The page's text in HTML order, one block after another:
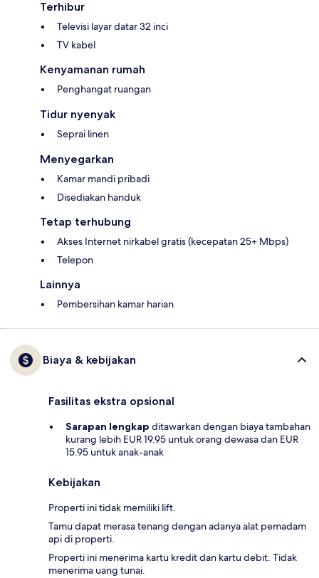
Terhibur
Televisi layar datar 32 inci
TV kabel
Kenyamanan rumah
Penghangat ruangan
Tidur nyenyak
Seprai linen
Menyegarkan
Kamar mandi pribadi
Disediakan handuk
Tetap terhubung
Akses Internet nirkabel gratis (kecepatan 25+ Mbps)
Telepon
Lainnya
Pembersihan kamar harian
Biaya & kebijakan
Fasilitas ekstra opsional
Sarapan lengkap ditawarkan dengan biaya tambahan
kurang lebih EUR 19.95 untuk orang dewasa dan EUR
15.95 untuk anak-anak
Kebijakan
Properti ini tidak memiliki lift.
Tamu dapat merasa tenang dengan adanya alat pemadam
api di properti.
Properti ini menerima kartu kredit dan kartu debit. Tidak
menerima uang tunai.